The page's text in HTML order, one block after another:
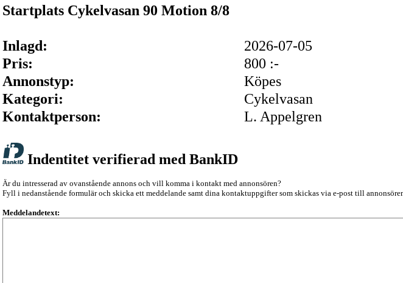
Startplats Cykelvasan 90 Motion 8/8
Inlagd:
2026-07-05
Pris:
800 :-
Annonstyp:
Köpes
Kategori:
Cykelvasan
Kontaktperson:
L. Appelgren
Indentitet verifierad med BankID
Är du intresserad av ovanstående annons och vill komma i kontakt med annonsören?
Fyll i nedanstående formulär och skicka ett meddelande samt dina kontaktuppgifter som skickas via e-post till
Meddelandetext: